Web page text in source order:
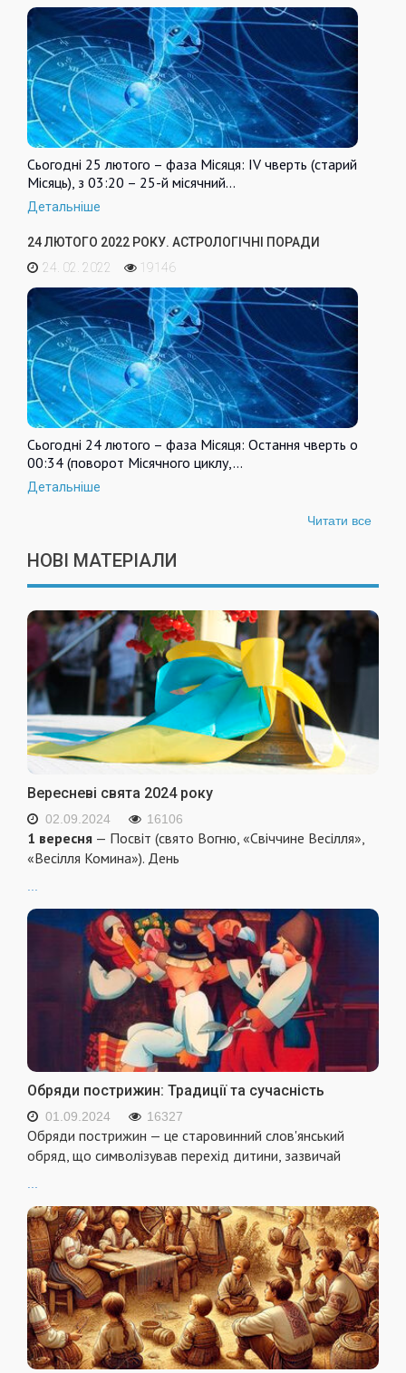
Сьогодні 25 лютого – фаза Місяця: IV чверть (старий
Місяць), з 03:20 – 25-й місячний…
Детальніше
24 ЛЮТОГО 2022 РОКУ. АСТРОЛОГІЧНІ ПОРАДИ
24. 02. 2022
19146
Сьогодні 24 лютого – фаза Місяця: Остання чверть о
00:34 (поворот Місячного циклу,…
Детальніше
Читати все
НОВІ МАТЕРІАЛИ
Вересневі свята 2024 року
02.09.2024 16106
1 вересня — Посвіт (свято Вогню, «Свіччине Весілля»,
«Весілля Комина»). День
Обряди пострижин: Традиції та сучасність
01.09.2024 16327
Обряди пострижин — це старовинний слов'янський
обряд, що символізував перехід дитини, зазвичай